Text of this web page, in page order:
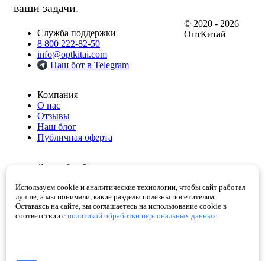
ваши задачи.
Служба поддержки
8 800 222-82-50
info@optkitai.com
Наш бот в Telegram
Компания
О нас
Отзывы
Наш блог
Публичная оферта
Личный кабинет
Избранное
Корзина
Проверенные поставщики
© 2020 - 2026
ОптКитай
Используем cookie и аналитические технологии, чтобы сайт работал
лучше, а мы понимали, какие разделы полезны посетителям.
Оставаясь на сайте, вы соглашаетесь на использование cookie в
соответствии с политикой обработки персональных данных.